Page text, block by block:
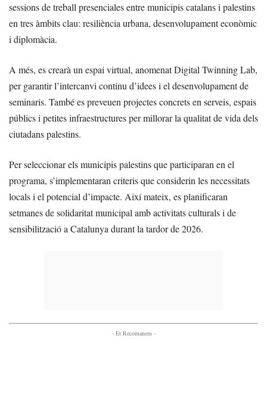
sessions de treball presenciales entre municipis catalans i palestins
en tres àmbits clau: resiliència urbana, desenvolupament econòmic
i diplomàcia.
A més, es crearà un espai virtual, anomenat Digital Twinning Lab,
per garantir l’intercanvi continu d’idees i el desenvolupament de
seminaris. També es preveuen projectes concrets en serveis, espais
públics i petites infraestructures per millorar la qualitat de vida dels
ciutadans palestins.
Per seleccionar els municipis palestins que participaran en el
programa, s’implementaran criteris que considerin les necessitats
locals i el potencial d’impacte. Així mateix, es planificaran
setmanes de solidaritat municipal amb activitats culturals i de
sensibilització a Catalunya durant la tardor de 2026.
- Et Recomanem -